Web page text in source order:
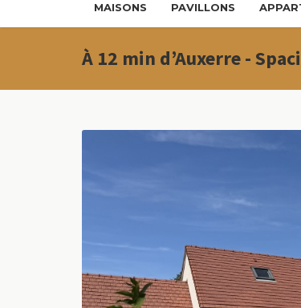
MAISONS PAVILLONS
À 12 min d’Auxerre -